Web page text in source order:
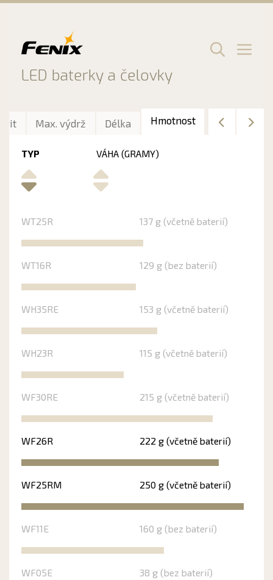
LED baterky a čelovky
Menu
Max. výdrž Délka Hmotnost
TYP VÁHA (GRAMY)
WT25R 137 g (včetně baterií)
WT16R 129 g (bez baterií)
WH35RE 153 g (včetně baterií)
WH23R 115 g (včetně baterií)
WF30RE 215 g (včetně baterií)
WF26R 222 g (včetně baterií)
WF25RM 250 g (včetně baterií)
WF11E 160 g (bez baterií)
WF05E 38 g (bez baterií)